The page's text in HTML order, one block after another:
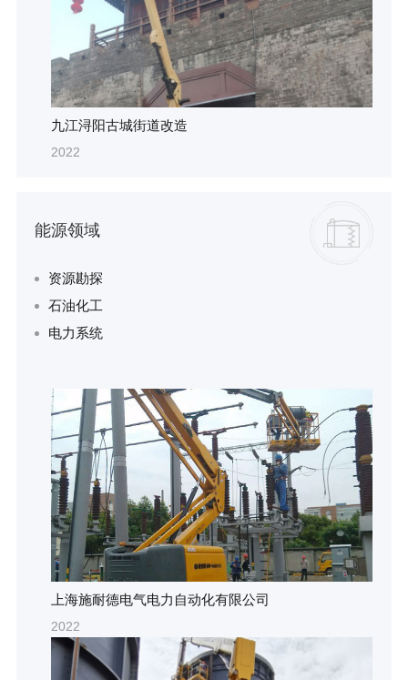
九江浔阳古城街道改造
2022
能源领域
资源勘探
石油化工
电力系统
上海施耐德电气电力自动化有限公司
2022